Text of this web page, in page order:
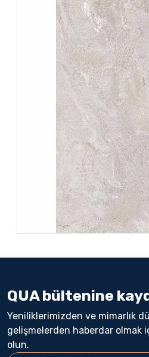
QUA bültenine
Yeniliklerimizden ve mimarlık
gelişmelerden haberdar olmak
olun.